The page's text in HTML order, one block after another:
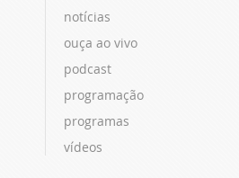
notícias
ouça ao vivo
podcast
programação
programas
vídeos